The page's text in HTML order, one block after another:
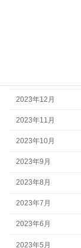
2023年12月
2023年11月
2023年10月
2023年9月
2023年8月
2023年7月
2023年6月
2023年5月